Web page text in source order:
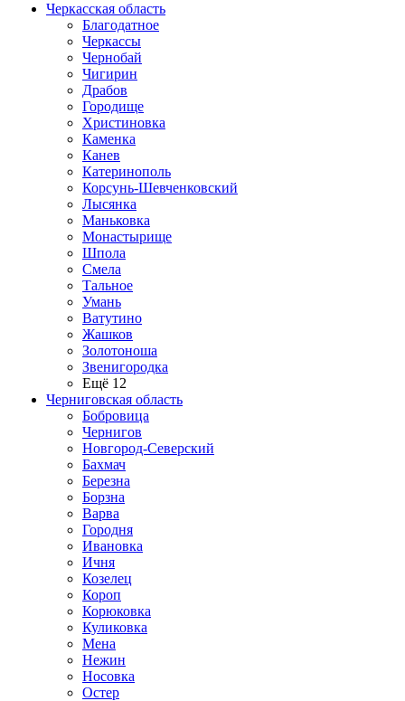
Черкасская область
Благодатное
Черкассы
Чернобай
Чигирин
Драбов
Городище
Христиновка
Каменка
Канев
Катеринополь
Корсунь-Шевченковский
Лысянка
Маньковка
Монастырище
Шпола
Смела
Тальное
Умань
Ватутино
Жашков
Золотоноша
Звенигородка
Ещё 12
Черниговская область
Бобровица
Чернигов
Новгород-Северский
Бахмач
Березна
Борзна
Варва
Городня
Ивановка
Ичня
Козелец
Короп
Корюковка
Куликовка
Мена
Нежин
Носовка
Остер